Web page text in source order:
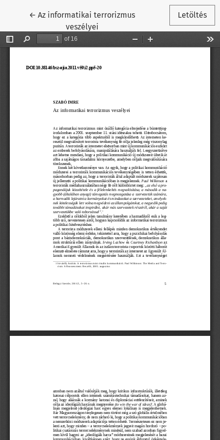
←Vissza a cikk részleteihez
Az informatikai terrorizmus
veszélyei
Letöltés